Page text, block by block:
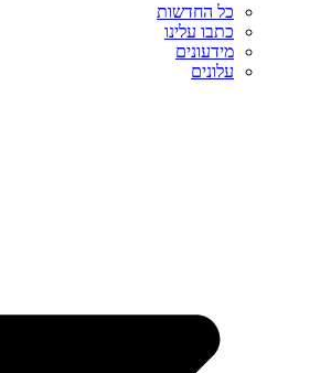
כל החדשות
כתבו עלינו
מידעונים
עלונים